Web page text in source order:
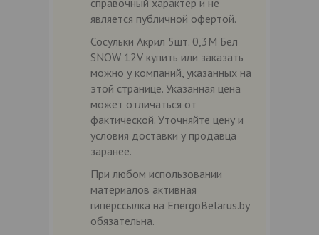
является публичной офертой.
Сосульки Акрил 5шт. 0,3М Бел
SNOW 12V купить или заказать
можно у компаний, указанных на
этой странице. Указанная цена
может отличаться от
фактической. Уточняйте цену и
условия доставки у продавца
заранее.
При любом использовании
материалов активная
гиперссылка на EnergoBelarus.by
обязательна.